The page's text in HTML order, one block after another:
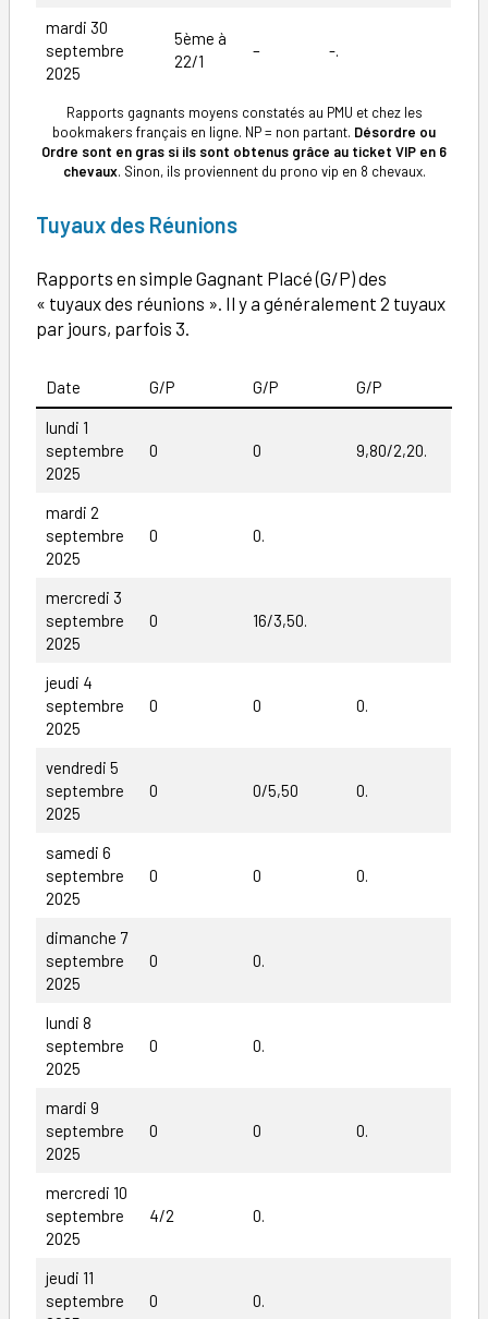
mardi 30
septembre
2025
5ème à
22/1
– -.
Rapports gagnants moyens constatés au PMU et chez les
bookmakers français en ligne. NP = non partant. Désordre ou
Ordre sont en gras si ils sont obtenus grâce au ticket VIP en 6
chevaux. Sinon, ils proviennent du prono vip en 8 chevaux.
Tuyaux des Réunions
Rapports en simple Gagnant Placé (G/P) des
« tuyaux des réunions ». Il y a généralement 2 tuyaux
par jours, parfois 3.
Date G/P G/P G/P
lundi 1
septembre
2025
0 0 9,80/2,20.
mardi 2
septembre
2025
0 0.
mercredi 3
septembre
2025
0 16/3,50.
jeudi 4
septembre
2025
0 0 0.
vendredi 5
septembre
2025
0 0/5,50 0.
samedi 6
septembre
2025
0 0 0.
dimanche 7
septembre
2025
0 0.
lundi 8
septembre
2025
0 0.
mardi 9
septembre
2025
0 0 0.
mercredi 10
septembre
2025
4/2 0.
jeudi 11
septembre
0 0.